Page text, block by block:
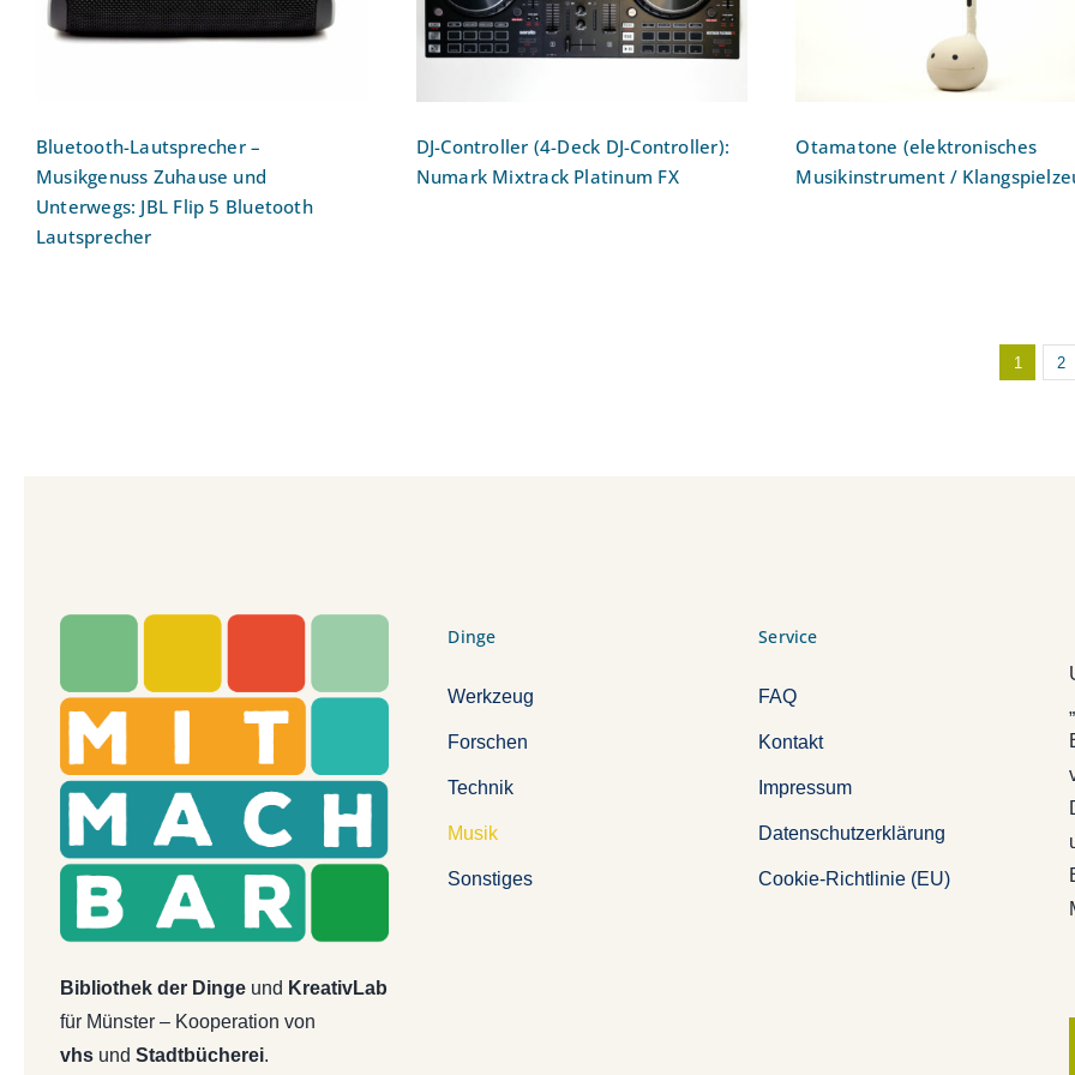
Bluetooth Lautsprecher
Bluetooth-Lautsprecher –
Musikgenuss Zuhause und
Unterwegs: JBL Flip 5 Bluetooth
Lautsprecher
DJ-Controller (4-Deck DJ-Controller):
Numark Mixtrack Platinum FX
Bewertet
mit5.00von 5
Otamatone (elektronisches
Musikinstrument /
1 2
Bibliothek der Dingeund KreativLab
für Münster – Kooperation von
vhsund Stadtbücherei.
Dinge
Werkzeug
Forschen
Technik
Musik
Sonstiges
Service
FAQ
Kontakt
Impressum
Datenschutzerklärung
Cookie-Richtlinie (EU)